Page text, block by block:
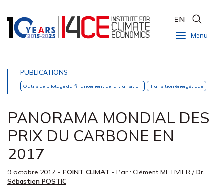
Menu
EN
PUBLICATIONS
Outils de pilotage du financement de la transition Transition énergétique
PANORAMA MONDIAL DES
PRIX DU CARBONE EN
2017
9 octobre 2017 - POINT CLIMAT - Par : Clément METIVIER /Dr.
Sébastien POSTIC